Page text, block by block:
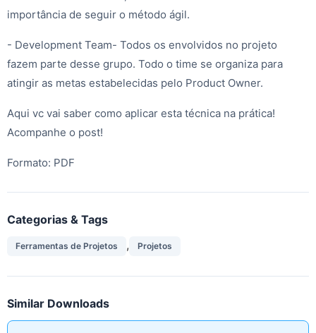
importância de seguir o método ágil.
- Development Team- Todos os envolvidos no projeto
fazem parte desse grupo. Todo o time se organiza para
atingir as metas estabelecidas pelo Product Owner.
Aqui vc vai saber como aplicar esta técnica na prática!
Acompanhe o post!
Formato: PDF
Categorias & Tags
Ferramentas de Projetos , Projetos
Similar Downloads